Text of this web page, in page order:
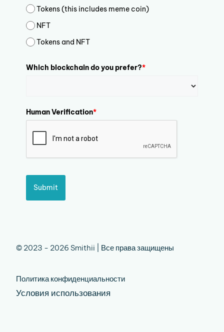
Tokens (this includes meme coin)
NFT
Tokens and NFT
Which blockchain do you prefer?*
Human Verification*
Submit
© 2023 - 2026 Smithii | Все права защищены
Политика конфиденциальности
Условия использования